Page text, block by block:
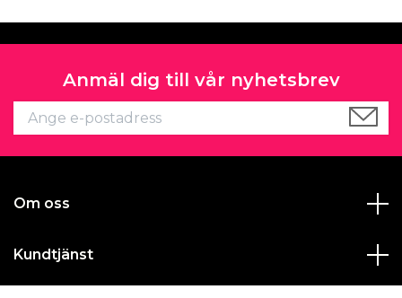
Anmäl dig till vår nyhetsbrev
Om oss
Kundtjänst